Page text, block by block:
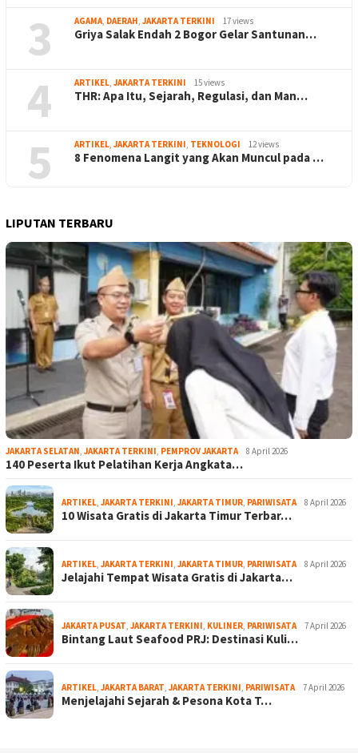
3 AGAMA, DAERAH, JAKARTA TERKINI 17 views
Griya Salak Endah 2 Bogor Gelar Santunan…
4 ARTIKEL, JAKARTA TERKINI 15 views
THR: Apa Itu, Sejarah, Regulasi, dan Man…
5 ARTIKEL, JAKARTA TERKINI, TEKNOLOGI 12 views
8 Fenomena Langit yang Akan Muncul pada …
LIPUTAN TERBARU
JAKARTA SELATAN, JAKARTA TERKINI, PEMPROV JAKARTA 8 April 2026
140 Peserta Ikut Pelatihan Kerja Angkata…
ARTIKEL, JAKARTA TERKINI, JAKARTA TIMUR, PARIWISATA 8 April 2026
10 Wisata Gratis di Jakarta Timur Terbar…
ARTIKEL, JAKARTA TERKINI, JAKARTA TIMUR, PARIWISATA 8 April 2026
Jelajahi Tempat Wisata Gratis di Jakarta…
JAKARTA PUSAT, JAKARTA TERKINI, KULINER, PARIWISATA 7 April 2026
Bintang Laut Seafood PRJ: Destinasi Kuli…
ARTIKEL, JAKARTA BARAT, JAKARTA TERKINI, PARIWISATA 7 April 2026
Menjelajahi Sejarah & Pesona Kota T…